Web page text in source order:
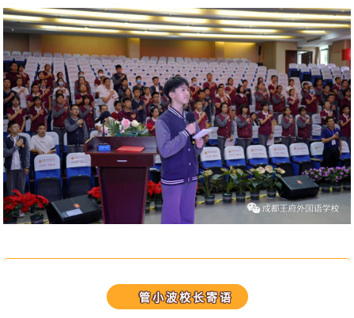
管小波校长寄语